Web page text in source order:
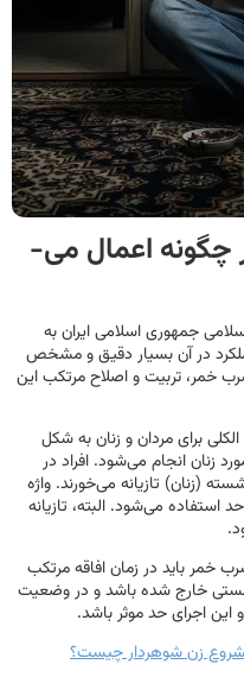
اجرای مجازات شرب خمر چگونه اعمال می‌­
جمهوری اسلامی ایران به
در آن بسیار دقیق و مشخص
خمر، تربیت و اصلاح مرتکب این
برای مردان و زنان به شکل
زنان انجام می‌شود. افراد در
(زنان) تازیانه می‌خورند. واژه
استفاده می‌شود. البته، تازیانه
خمر باید در زمان افاقه مرتکب
مستی خارج شده باشد و در وضعیت
اجرای حد موثر باشد.
زن شوهردار چیست؟